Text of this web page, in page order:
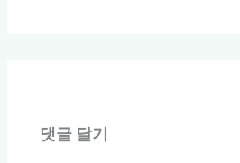
댓글 달기